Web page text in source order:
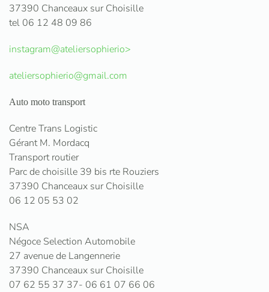
37390 Chanceaux sur Choisille
tel 06 12 48 09 86
instagram@ateliersophierio>
ateliersophierio@gmail.com
Auto moto transport
Centre Trans Logistic
Gérant M. Mordacq
Transport routier
Parc de choisille 39 bis rte Rouziers
37390 Chanceaux sur Choisille
06 12 05 53 02
NSA
Négoce Selection Automobile
27 avenue de Langennerie
37390 Chanceaux sur Choisille
07 62 55 37 37- 06 61 07 66 06